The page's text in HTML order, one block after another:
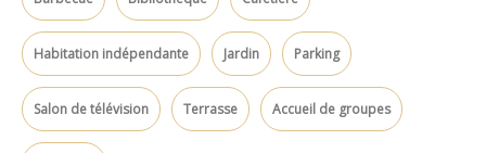
Habitation indépendante Jardin Parking
Salon de télévision Terrasse Accueil de groupes